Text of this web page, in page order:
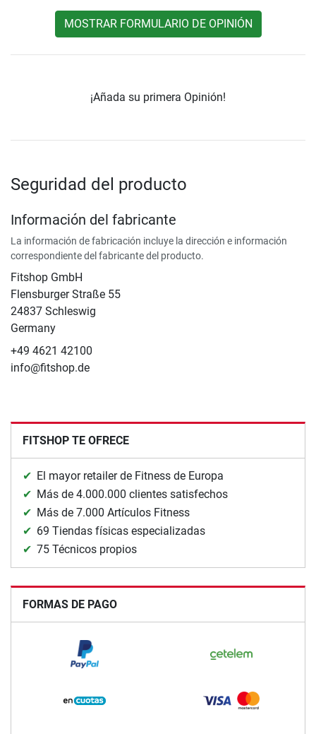
MOSTRAR FORMULARIO DE OPINIÓN
¡Añada su primera Opinión!
Seguridad del producto
Información del fabricante
La información de fabricación incluye la dirección e información
correspondiente del fabricante del producto.
Fitshop GmbH
Flensburger Straße 55
24837 Schleswig
Germany
+49 4621 42100
info@fitshop.de
FITSHOP TE OFRECE
El mayor retailer de Fitness de Europa
Más de 4.000.000 clientes satisfechos
Más de 7.000 Artículos Fitness
69 Tiendas físicas especializadas
75 Técnicos propios
FORMAS DE PAGO